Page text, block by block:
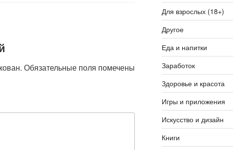
Обязательные поля помечены
Для взрослых (18+)
Другое
Еда и напитки
Заработок
Здоровье и красота
Игры и приложения
Искусство и дизайн
Книги